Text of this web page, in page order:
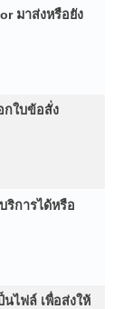
มาส่งหรือยัง
กใบข้อสั่ง
ริการได้หรือ
นไฟล์ เพื่อส่งให้